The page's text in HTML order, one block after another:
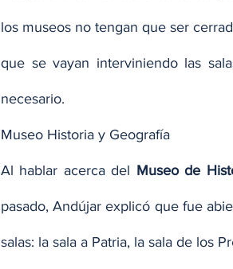
los museos no tengan que ser
que se vayan interviniendo las
necesario.
Museo Historia y Geografía
Al hablar acerca del Museo de
pasado, Andújar explicó que fue
salas: la sala a Patria, la sala de los